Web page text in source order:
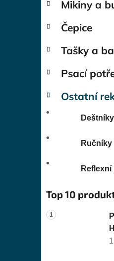
n
n
p
e
o
i
Mikiny a
Čepice
Tašky a
Psací
Ostatní
Deštníky
Ručníky
Top 10